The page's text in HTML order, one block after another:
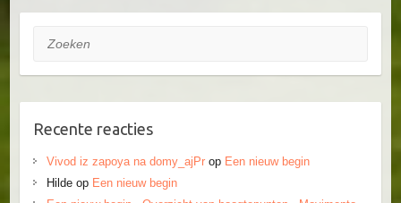
Zoeken
Recente reacties
Vivod iz zapoya na domy_ajProp Een nieuw begin
Hildeop Een nieuw begin